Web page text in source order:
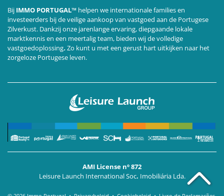
Bij IMMO PORTUGAL™ helpen we internationale families en
investeerders bij de veilige aankoop van vastgoed aan de Portugese
Zilverkust. Dankzij onze jarenlange ervaring, diepgaande lokale
marktkennis en een meertalig team, bieden wij de volledige
vastgoedoplossing.Zo kunt u met een gerust hart uitkijken naar het
zorgeloze Portugese leven.
AMI License nº 872
Leisure Launch International Soc. Imobiliária Lda.